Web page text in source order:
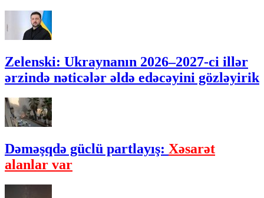
Zelenski: Ukraynanın 2026–2027-ci illər
ərzində nəticələr əldə edəcəyini gözləyirik
Dəməşqdə güclü partlayış: Xəsarət
alanlar var